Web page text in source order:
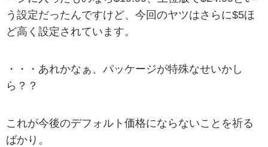
う設定だったんですけど、今回のヤツはさらに$5ほ
ど高く設定されています。
・・・あれかなぁ、パッケージが特殊なせいかし
ら？？
これが今後のデフォルト価格にならないことを祈る
ばかり。